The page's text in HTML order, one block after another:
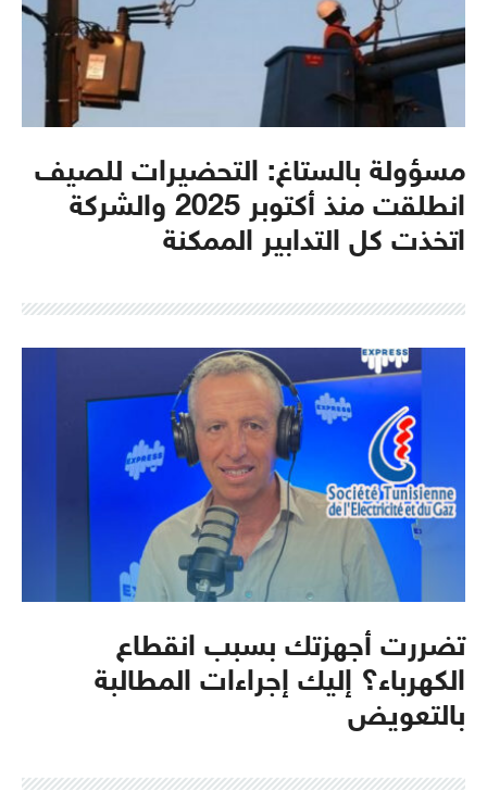
مسؤولة بالستاغ: التحضيرات للصيف
انطلقت منذ أكتوبر 2025 والشركة
اتخذت كل التدابير الممكنة
تضررت أجهزتك بسبب انقطاع
الكهرباء؟ إليك إجراءات المطالبة
بالتعويض